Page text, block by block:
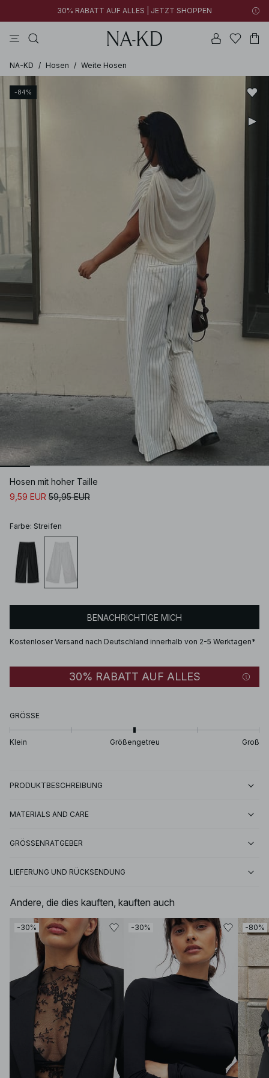
30% RABATT AUF ALLES | JETZT SHOPPEN
NA-KD / Hosen / Weite Hosen
-84%
Hosen mit hoher Taille
9,59 EUR 59,95 EUR
Farbe: Streifen
BENACHRICHTIGE MICH
Kostenloser Versand nach Deutschland innerhalb von 2-5 Werktagen*
30% RABATT AUF ALLES
GRÖSSE
Klein Größengetreu Groß
PRODUKTBESCHREIBUNG
MATERIALS AND CARE
GRÖSSENRATGEBER
LIEFERUNG UND RÜCKSENDUNG
Andere, die dies kauften, kauften auch
-30% -30% -80%